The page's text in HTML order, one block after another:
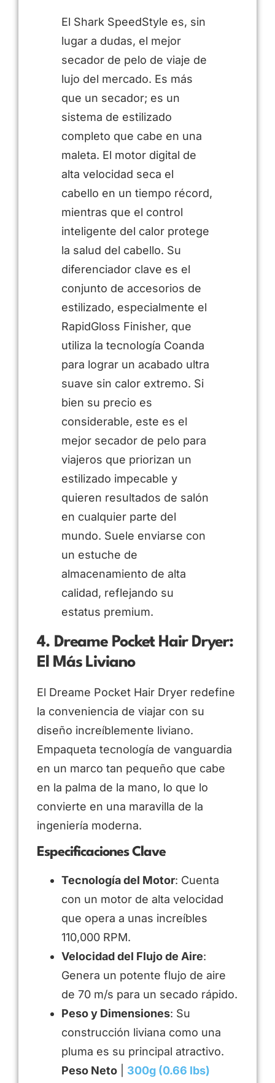
El Shark SpeedStyle es, sin
lugar a dudas, el mejor
secador de pelo de viaje de
lujo del mercado. Es más
que un secador; es un
sistema de estilizado
completo que cabe en una
maleta. El motor digital de
alta velocidad seca el
cabello en un tiempo récord,
mientras que el control
inteligente del calor protege
la salud del cabello. Su
diferenciador clave es el
conjunto de accesorios de
estilizado, especialmente el
RapidGloss Finisher, que
utiliza la tecnología Coanda
para lograr un acabado ultra
suave sin calor extremo. Si
bien su precio es
considerable, este es el
mejor secador de pelo para
viajeros que priorizan un
estilizado impecable y
quieren resultados de salón
en cualquier parte del
mundo. Suele enviarse con
un estuche de
almacenamiento de alta
calidad, reflejando su
estatus premium.
4. Dreame Pocket Hair Dryer:
El Más Liviano
El Dreame Pocket Hair Dryer redefine
la conveniencia de viajar con su
diseño increíblemente liviano.
Empaqueta tecnología de vanguardia
en un marco tan pequeño que cabe
en la palma de la mano, lo que lo
convierte en una maravilla de la
ingeniería moderna.
Especificaciones Clave
Tecnología del Motor: Cuenta
con un motor de alta velocidad
que opera a unas increíbles
110,000 RPM.
Velocidad del Flujo de Aire:
Genera un potente flujo de aire
de 70 m/s para un secado rápido.
Peso y Dimensiones: Su
construcción liviana como una
pluma es su principal atractivo.
Peso Neto
300g (0.66 lbs)